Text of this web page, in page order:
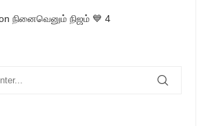
நினைவெனும் நிஜம் 💙 4